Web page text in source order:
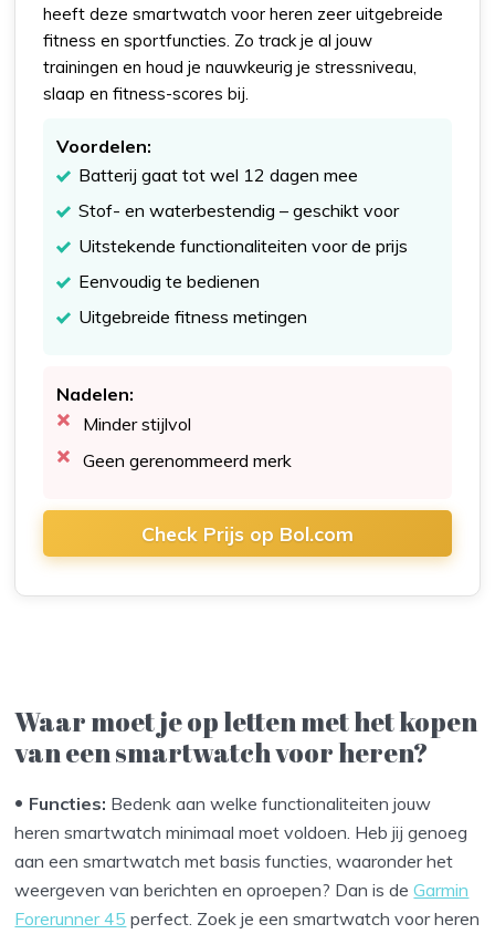
heeft deze smartwatch voor heren zeer uitgebreide
fitness en sportfuncties. Zo track je al jouw
trainingen en houd je nauwkeurig je stressniveau,
slaap en fitness-scores bij.
Voordelen:
Batterij gaat tot wel 12 dagen mee
Stof- en waterbestendig – geschikt voor
Uitstekende functionaliteiten voor de prijs
Eenvoudig te bedienen
Uitgebreide fitness metingen
Nadelen:
Minder stijlvol
Geen gerenommeerd merk
Check Prijs op Bol.com
Waar moet je op letten met het kopen
van een smartwatch voor heren?
Functies: Bedenk aan welke functionaliteiten jouw
heren smartwatch minimaal moet voldoen. Heb jij genoeg
aan een smartwatch met basis functies, waaronder het
weergeven van berichten en oproepen? Dan is deGarmin
Forerunner 45 perfect. Zoek je een smartwatch voor heren